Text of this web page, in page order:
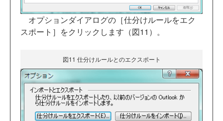
オプションダイアログの［仕分けルールをエク
スポート］をクリックします（図11）。
図11 仕分けルールとのエクスポート